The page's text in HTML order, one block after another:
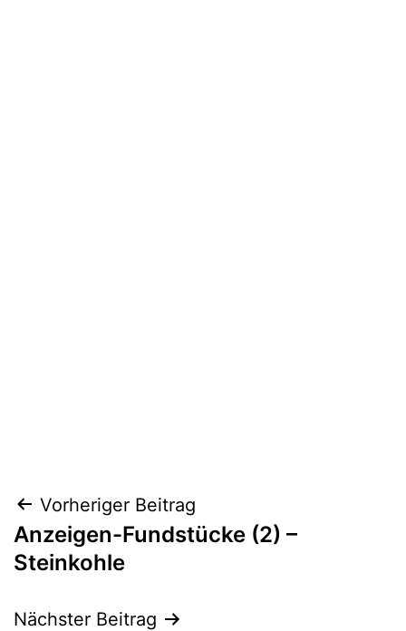
Beitragsnavigation
Vorheriger Beitrag
Anzeigen-Fundstücke (2) –
Steinkohle
Nächster Beitrag